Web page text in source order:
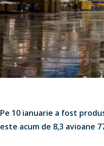
Pe 10 ianuarie a fost
este acum de 8,3 avioane